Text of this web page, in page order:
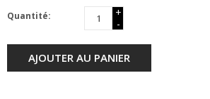
Quantité:
+
-
AJOUTER AU PANIER